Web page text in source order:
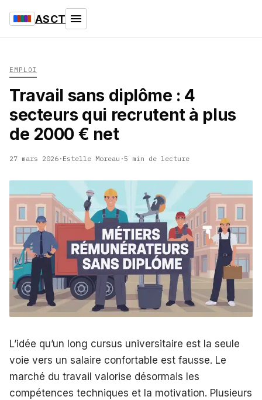
ASCT
EMPLOI
Travail sans diplôme : 4
secteurs qui recrutent à plus
de 2000 € net
27 mars 2026 · Estelle Moreau ·5 min de lecture
L’idée qu’un long cursus universitaire est la seule
voie vers un salaire confortable est fausse. Le
marché du travail valorise désormais les
compétences techniques et la motivation. Plusieurs